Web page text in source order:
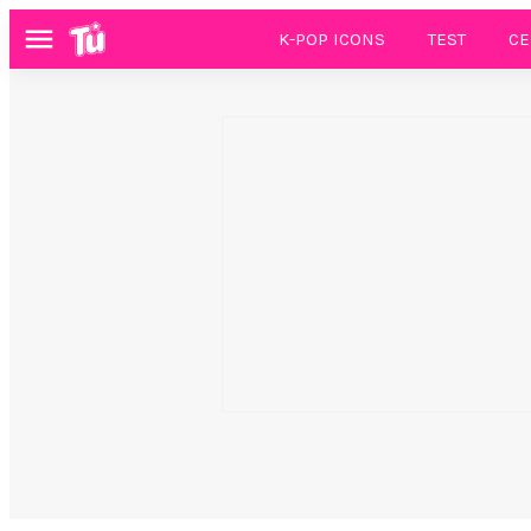
Menú K-POP ICONS TEST